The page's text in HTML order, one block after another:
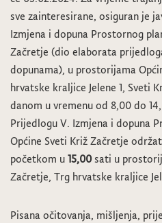
sve zainteresirane, osiguran je
Izmjena i dopuna Prostornog
Začretje (dio elaborata
dopunama), u prostorijama
hrvatske kraljice Jelene 1, Sveti
danom u vremenu od 8,00 do
Prijedlogu V. Izmjena i dopuna
Općine Sveti Križ Začretje
početkom u15,00sati u
Začretje, Trg hrvatske kraljice
Pisana očitovanja, mišljenja,